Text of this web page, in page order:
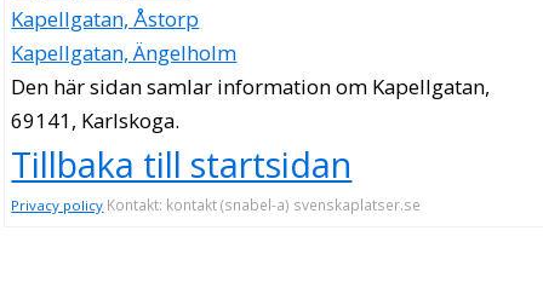
Kapellgatan, Åstorp
Kapellgatan, Ängelholm
Den här sidan samlar information om Kapellgatan,
69141, Karlskoga.
Tillbaka till startsidan
Privacy policy Kontakt: kontakt (snabel-a) svenskaplatser.se